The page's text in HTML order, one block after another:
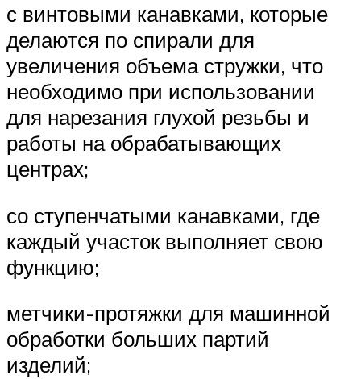
с винтовыми канавками, которые
делаются по спирали для
увеличения объема стружки, что
необходимо при использовании
для нарезания глухой резьбы и
работы на обрабатывающих
центрах;
со ступенчатыми канавками, где
каждый участок выполняет свою
функцию;
метчики-протяжки для машинной
обработки больших партий
изделий;